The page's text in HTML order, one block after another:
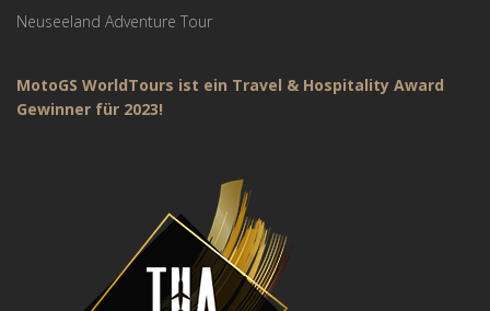
Neuseeland Adventure Tour
MotoGS WorldTours ist ein Travel & Hospitality Award
Gewinner für 2023!